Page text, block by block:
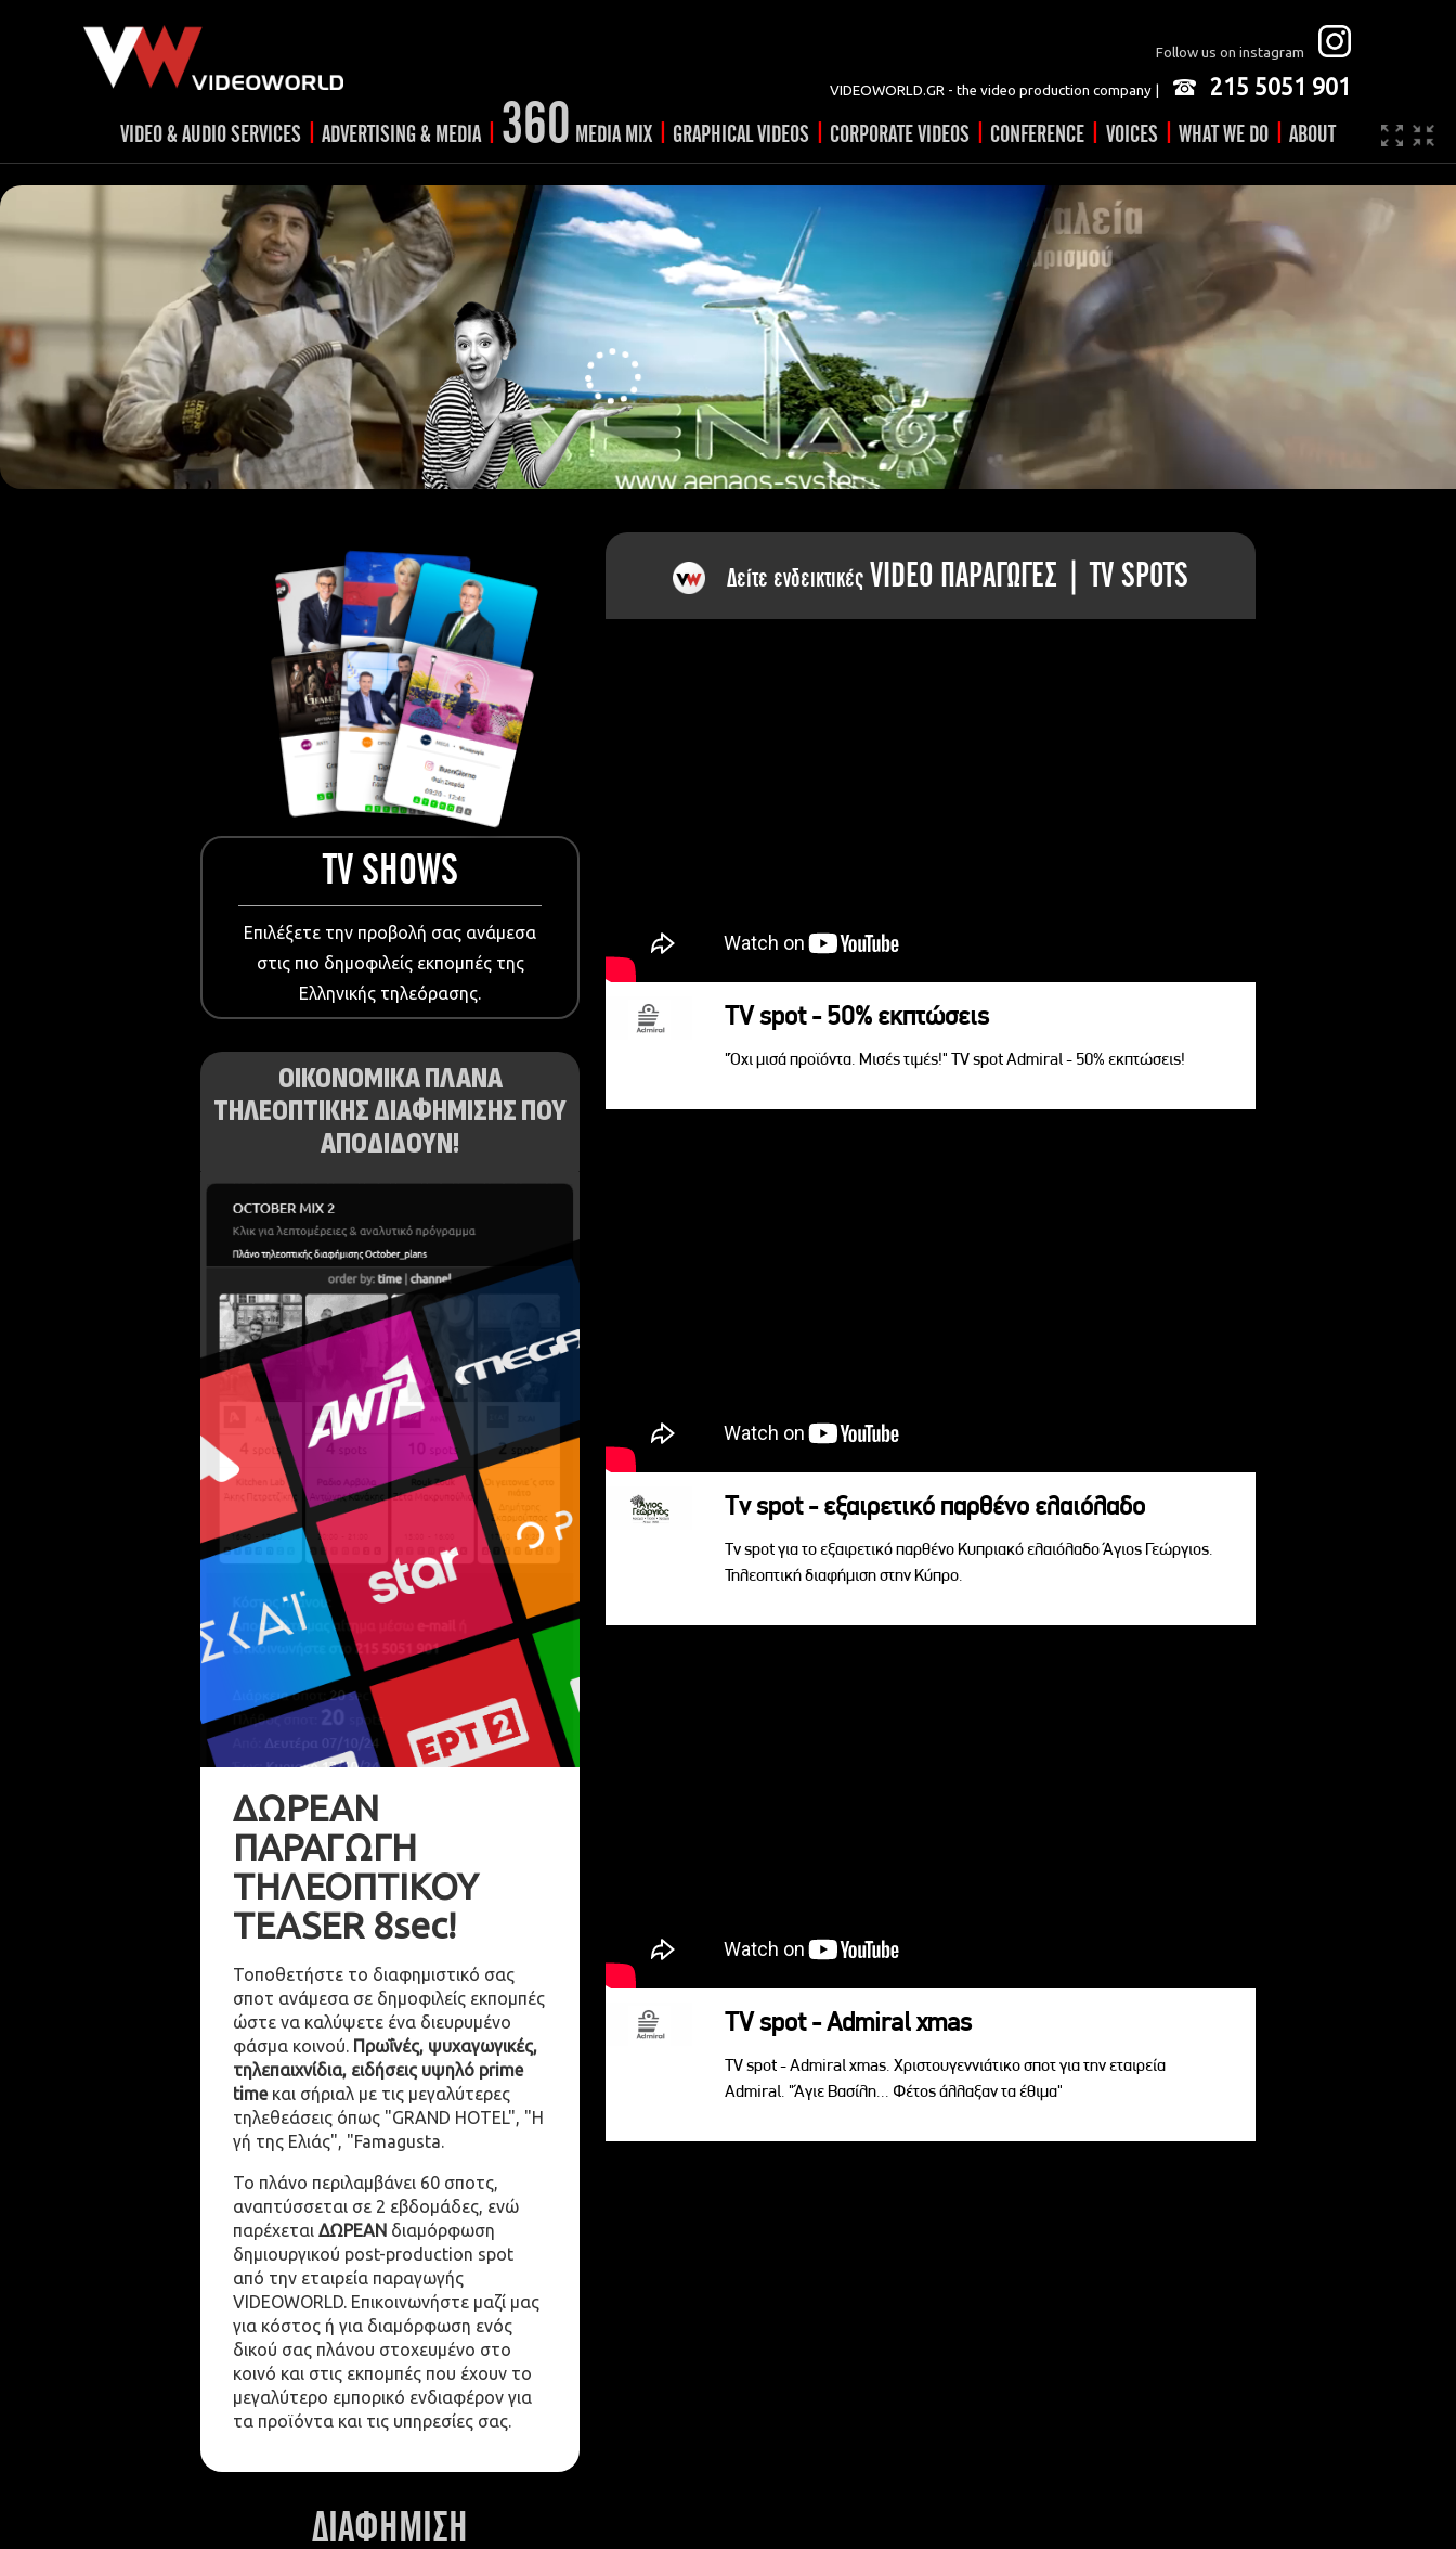
Follow us on instagram
VIDEOWORLD.GR - the video production company | 215 5051 901
VIDEO & AUDIO SERVICES
TV spots
RADIO spots
Post production
Corporate videos
Trailer & Σήματα εκπομπών
Cultural videos
video applications for museums,
archeological sites & exhibitions
Product presentations
Documentary
Events & Conference
Dissemination material
Medical & Pharmaceutical
VIDEO Projections
Kids content
| ADVERTISING & MEDIA
RADIOadvertising
TVadvertising
Social Media video shorts
Creative Prints
Outdoor advertising
Media planning & mix
Visual material
European Media
| 360 MEDIA MIX | GRAPHICAL VIDEOS | CORPORATE VIDEOS | CONFERENCE | VOICES | WHAT WE DO | ABOUT
Company
TV SHOWS
Επιλέξετε την προβολή σας ανάμεσα
στις πιο δημοφιλείς εκπομπές της
Ελληνικής τηλεόρασης.
ΟΙΚΟΝΟΜΙΚΑ ΠΛΑΝΑ
ΤΗΛΕΟΠΤΙΚΗΣ ΔΙΑΦΗΜΙΣΗΣ ΠΟΥ
ΑΠΟΔΙΔΟΥΝ!
ΔΩΡΕΑΝ
ΠΑΡΑΓΩΓΗ
ΤΗΛΕΟΠΤΙΚΟΥ
TEASER 8sec!
Τοποθετήστε το διαφημιστικό σας
σποτ ανάμεσα σε δημοφιλείς εκπομπές
ώστε να καλύψετε ένα διευρυμένο
φάσμα κοινού. Πρωΐνές, ψυχαγωγικές,
τηλεπαιχνίδια, ειδήσεις υψηλό prime
timeκαι σήριαλ με τις μεγαλύτερες
τηλεθεάσεις όπως "GRAND HOTEL", "Η
γή της Ελιάς", "Famagusta.
Το πλάνο περιλαμβάνει 60 σποτς,
αναπτύσσεται σε 2 εβδομάδες, ενώ
παρέχεται ΔΩΡΕΑΝ διαμόρφωση
δημιουργικού post-production spot
από την εταιρεία παραγωγής
VIDEOWORLD. Επικοινωνήστε μαζί μας
για κόστος ή για διαμόρφωση ενός
δικού σας πλάνου στοχευμένο στο
κοινό και στις εκπομπές που έχουν το
μεγαλύτερο εμπορικό ενδιαφέρον για
τα προϊόντα και τις υπηρεσίες σας.
ΔΙΑΦΗΜΙΣΗ
Δείτε ενδεικτικές VIDEO ΠΑΡΑΓΩΓΕΣ | TV SPOTS
TV spot - 50% εκπτώσεις
"Όχι μισά προϊόντα. Μισές τιμές!" TV spot Admiral - 50% εκπτώσεις!
Tv spot - εξαιρετικό παρθένο ελαιόλαδο
Tv spot για το εξαιρετικό παρθένο Κυπριακό ελαιόλαδο Άγιος Γεώργιος.
Τηλεοπτική διαφήμιση στην Κύπρο.
TV spot - Admiral xmas
TV spot - Admiral xmas. Χριστουγεννιάτικο σποτ για την εταιρεία
Admiral. "Άγιε Βασίλη... Φέτος άλλαξαν τα έθιμα"